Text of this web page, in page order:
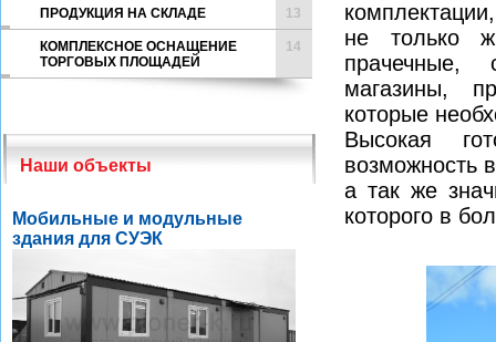
не только
прачечные,
магазины,
которые
Высокая
возможность
а так же
которого в
13
ПРОДУКЦИЯ НА СКЛАДЕ
14
КОМПЛЕКСНОЕ ОСНАЩЕНИЕ
ТОРГОВЫХ ПЛОЩАДЕЙ
Наши объекты
Мобильные и модульные
здания для СУЭК